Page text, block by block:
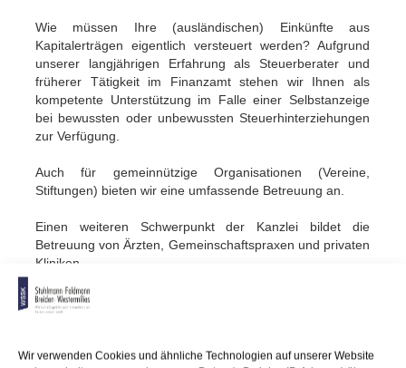
Wir verwenden Cookies und ähnliche Technologien auf unserer Website
Wie müssen Ihre (ausländischen) Einkünfte aus
Kapitalerträgen eigentlich versteuert werden? Aufgrund
unserer langjährigen Erfahrung als Steuerberater und
früherer Tätigkeit im Finanzamt stehen wir Ihnen als
kompetente Unterstützung im Falle einer Selbstanzeige
bei bewussten oder unbewussten Steuerhinterziehungen
zur Verfügung.
Auch für gemeinnützige Organisationen (Vereine,
Stiftungen) bieten wir eine umfassende Betreuung an.
Einen weiteren Schwerpunkt der Kanzlei bildet die
Betreuung von Ärzten, Gemeinschaftspraxen und privaten
Kliniken.
Setzen Sie auf unsere Steuerberater und gehen Sie
gerade beim heiklen Thema Steuern keine Risiken ein.
alle Entscheidungen mit ein. Dadurch sind Sie immer auf